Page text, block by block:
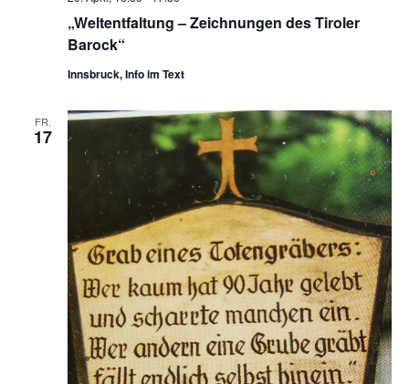
„Weltentfaltung – Zeichnungen des Tiroler
Barock“
Innsbruck, Info im Text
FR.
17